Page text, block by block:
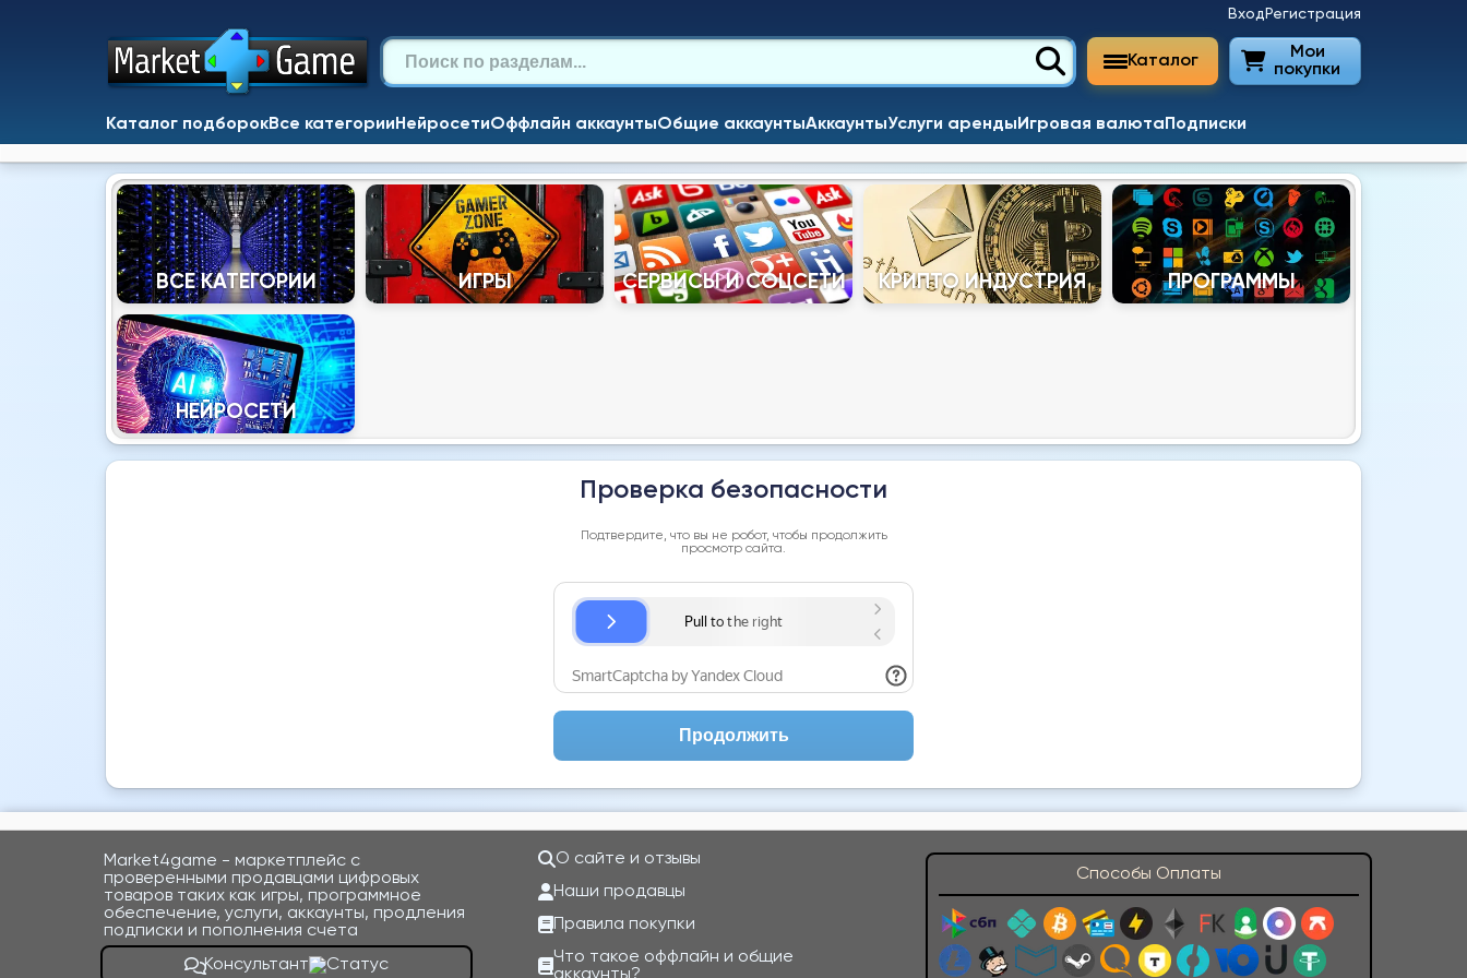
Каталог
Мои
покупки
Вход Регистрация
Каталог подборокВсе категории НейросетиОффлайн аккаунтыОбщие аккаунтыАккаунтыУслуги арендыИгровая валюта Подписки
ВСЕ КАТЕГОРИИ ИГРЫ СЕРВИСЫ И СОЦСЕТИ КРИПТО ИНДУСТРИЯ ПРОГРАММЫ
НЕЙРОСЕТИ
Проверка безопасности
Подтвердите, что вы не робот, чтобы продолжить
просмотр сайта.
Продолжить
Market4game - маркетплейс с
проверенными продавцами цифровых
товаров таких как игры, программное
обеспечение, услуги, аккаунты, продления
подписки и пополнения счета
Консультант
О сайте и отзывы
Наши продавцы
Правила покупки
Что такое оффлайн и общие
Способы Оплаты